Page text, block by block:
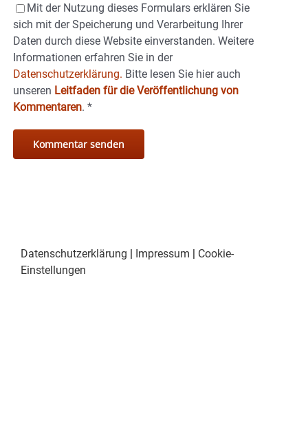
Mit der Nutzung dieses Formulars erklären Sie
sich mit der Speicherung und Verarbeitung Ihrer
Daten durch diese Website einverstanden. Weitere
Informationen erfahren Sie in der
Datenschutzerklärung. Bitte lesen Sie hier auch
unseren Leitfaden für die Veröffentlichung von
Kommentaren. *
Datenschutzerklärung | Impressum | Cookie-
Einstellungen